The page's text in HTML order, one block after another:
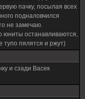
пачку, посылая всех
подналовчился
не замечаю.
юниты останавливаются,
тупо пялятся и ржут)
и сзади Васек